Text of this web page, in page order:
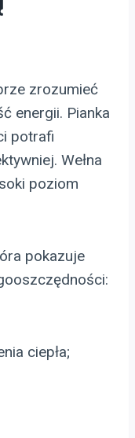
zrozumieć
energii. Pianka
potrafi
Wełna
poziom
pokazuje
ciepła;